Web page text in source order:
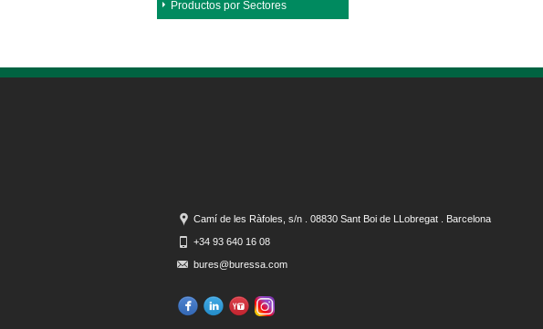
Productos por Sectores
Camí de les Ràfoles, s/n . 08830 Sant Boi de LLobregat . Barcelona
+34 93 640 16 08
bures@buressa.com